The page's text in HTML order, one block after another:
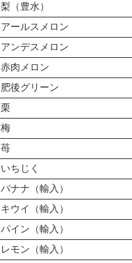
梨（豊水）
アールスメロン
アンデスメロン
赤肉メロン
肥後グリーン
栗
梅
苺
いちじく
バナナ（輸入）
キウイ（輸入）
パイン（輸入）
レモン（輸入）